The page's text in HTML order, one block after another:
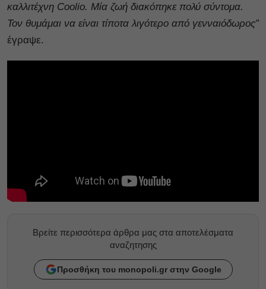
καλλιτέχνη Coolio. Μία ζωή διακόπηκε πολύ σύντομα.
Τον θυμάμαι να είναι τίποτα λιγότερο από γενναιόδωρος”
έγραψε.
Βρείτε περισσότερα άρθρα μας στα αποτελέσματα
αναζητησης
Προσθήκη του monopoli.gr στην Google